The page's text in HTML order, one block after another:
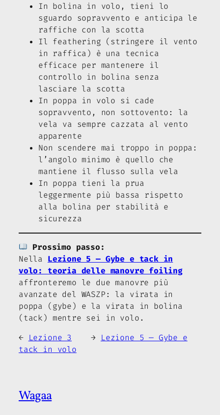
In bolina in volo, tieni lo
sguardo sopravvento e anticipa le
raffiche con la scotta
Il feathering (stringere il vento
in raffica) è una tecnica
efficace per mantenere il
controllo in bolina senza
lasciare la scotta
In poppa in volo si cade
sopravvento, non sottovento: la
vela va sempre cazzata al vento
apparente
Non scendere mai troppo in poppa:
l’angolo minimo è quello che
mantiene il flusso sulla vela
In poppa tieni la prua
leggermente più bassa rispetto
alla bolina per stabilità e
sicurezza
Prossimo passo:
Nella Lezione 5 — Gybe e tack in
volo: teoria delle manovre foiling
affronteremo le due manovre più
avanzate del WASZP: la virata in
poppa (gybe) e la virata in bolina
(tack) mentre sei in volo.
← Lezione 3 → Lezione 5 — Gybe e
tack in volo
Wagaa